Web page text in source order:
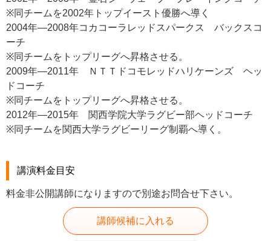
※同チームを2002年トップイースト優勝へ導く
2004年―2008年コカコーラレッドスパークス バックスコ
ーチ
※同チームをトップリーグへ昇格させる。
2009年―2011年 ＮＴＴドコモレッドハリケーンズ ヘッ
ドコーチ
※同チームをトップリーグへ昇格させる。
2012年―2015年 関西学院大学ラグビー部ヘッドコーチ
※同チームを関西大学ラグビーリーグ制覇へ導く。
講演料金目安
料金非公開講師になりますので別途お問合せ下さい。
講師候補に入れる